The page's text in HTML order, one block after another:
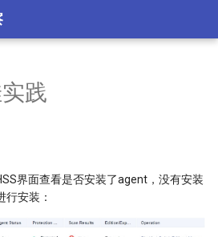
区别
务
总
Introduce AZ and Regions
What is auto-scaling
项
使用 configmap
configmap 读取文件
SAP公司产品简介
Spot.io 成本优化产品总结
用例
践
界面查看是否安装了agent，没有安装
行安装：